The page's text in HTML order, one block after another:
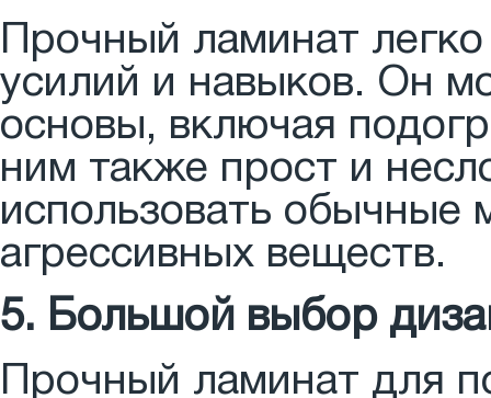
Прочный ламинат
усилий и навыков. Он
основы, включая
ним также прост и
использовать
агрессивных веществ.
5. Большой выбор
Прочный ламинат для